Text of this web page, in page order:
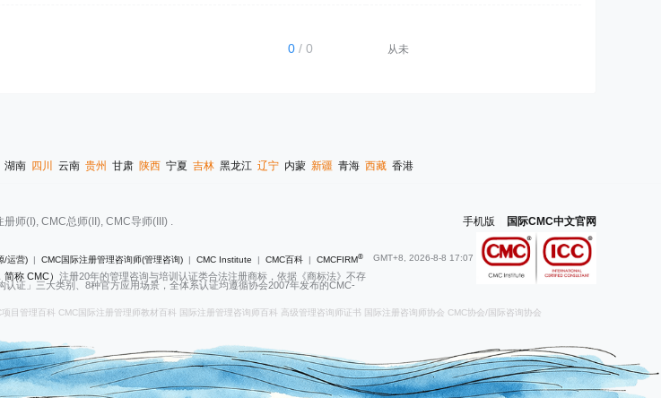
0/ 0 从未
湖南 四川 云南 贵州 甘肃 陕西 宁夏 吉林 黑龙江 辽宁 内蒙 新疆 青海 西藏 香港
手机版 国际CMC中文官网
GMT+8, 2026-8-8 17:07
师(I), CMC总师(II), CMC导师(III) .
/运营) | CMC国际注册管理咨询师(管理咨询) | CMC Institute | CMC百科 | CMCFIRM®
称 CMC） 注册20年的管理咨询与培训认证类合法注册商标，依据《商标法》不存
证」三大类别、8种官方应用场景，全体系认证均遵循协会2007年发布的CMC-
项目管理百科 CMC国际注册管理师教材百科 国际注册管理咨询师百科 高级管理咨询师证书 国际注册咨询师协会 CMC协会/国际咨询协会